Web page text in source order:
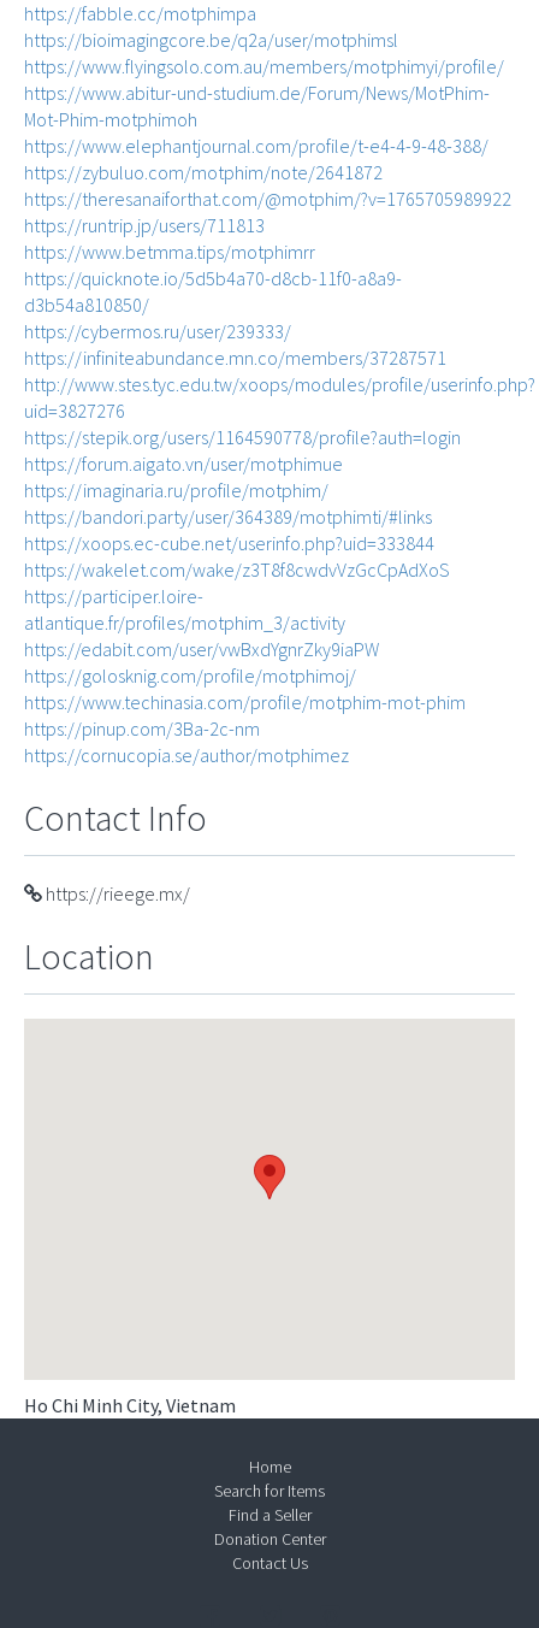
https://fabble.cc/motphimpa
https://bioimagingcore.be/q2a/user/motphimsl
https://www.flyingsolo.com.au/members/motphimyi/profile/
https://www.abitur-und-studium.de/Forum/News/MotPhim-
Mot-Phim-motphimoh
https://www.elephantjournal.com/profile/t-e4-4-9-48-388/
https://zybuluo.com/motphim/note/2641872
https://theresanaiforthat.com/@motphim/?v=1765705989922
https://runtrip.jp/users/711813
https://www.betmma.tips/motphimrr
https://quicknote.io/5d5b4a70-d8cb-11f0-a8a9-
d3b54a810850/
https://cybermos.ru/user/239333/
https://infiniteabundance.mn.co/members/37287571
http://www.stes.tyc.edu.tw/xoops/modules/profile/userinfo.php?
uid=3827276
https://stepik.org/users/1164590778/profile?auth=login
https://forum.aigato.vn/user/motphimue
https://imaginaria.ru/profile/motphim/
https://bandori.party/user/364389/motphimti/#links
https://xoops.ec-cube.net/userinfo.php?uid=333844
https://wakelet.com/wake/z3T8f8cwdvVzGcCpAdXoS
https://participer.loire-
atlantique.fr/profiles/motphim_3/activity
https://edabit.com/user/vwBxdYgnrZky9iaPW
https://golosknig.com/profile/motphimoj/
https://www.techinasia.com/profile/motphim-mot-phim
https://pinup.com/3Ba-2c-nm
https://cornucopia.se/author/motphimez
Contact Info
https://rieege.mx/
Location
Ho Chi Minh City, Vietnam
Home
Search for Items
Find a Seller
Donation Center
Contact Us